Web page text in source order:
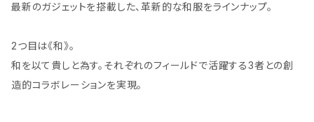
最新のガジェットを搭載した、革新的な和服をラインナップ。
2つ目は《和》。
和を以て貴しと為す。それぞれのフィールドで活躍する3者との創
造的コラボレーションを実現。